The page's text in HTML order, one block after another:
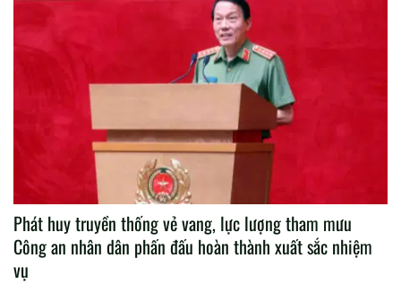
Phát huy truyền thống vẻ vang, lực lượng tham mưu
Công an nhân dân phấn đấu hoàn thành xuất sắc nhiệm
vụ